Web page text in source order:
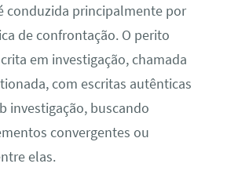
conduzida principalmente por
de confrontação. O perito
em investigação, chamada
com escritas autênticas
investigação, buscando
convergentes ou
elas.